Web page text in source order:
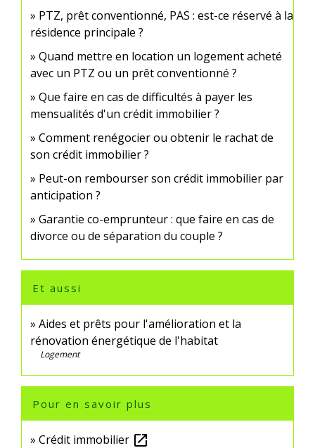
PTZ, prêt conventionné, PAS : est-ce réservé à la
résidence principale ?
Quand mettre en location un logement acheté
avec un PTZ ou un prêt conventionné ?
Que faire en cas de difficultés à payer les
mensualités d'un crédit immobilier ?
Comment renégocier ou obtenir le rachat de
son crédit immobilier ?
Peut-on rembourser son crédit immobilier par
anticipation ?
Garantie co-emprunteur : que faire en cas de
divorce ou de séparation du couple ?
Et aussi
Aides et prêts pour l'amélioration et la
rénovation énergétique de l'habitat
Logement
Pour en savoir plus
Crédit immobilier open_in_new